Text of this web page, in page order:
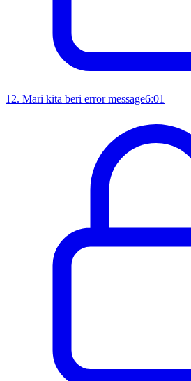
12. Mari kita beri error message6:01